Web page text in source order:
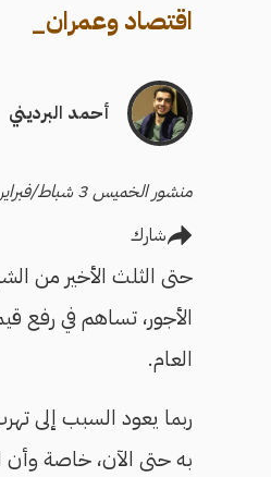
اقتصاد وعمران_
أحمد البرديني
منشور الخميس 3 شباط/فبراير 2022
شارك
حتى الثلث الأخير من
الأجور، تساهم في رفع
العام.
ربما يعود السبب إلى
به حتى الآن، خاصة وأن